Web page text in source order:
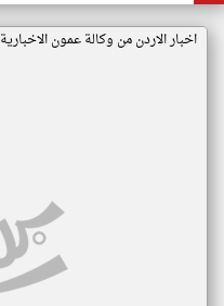
اخبار الاردن من وكالة عمون الاخبارية